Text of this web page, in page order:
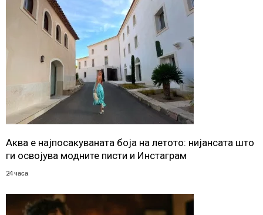
Аква е најпосакуваната боја на летото: нијансата што
ги освојува модните писти и Инстаграм
24 часа